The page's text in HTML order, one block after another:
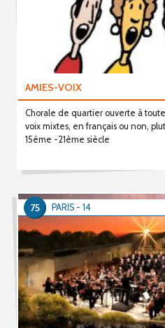
AMIES-VOIX
Chorale de quartier ouverte à
voix mixtes, en français ou non,
15ème -21ème siècle
PARIS - 14
75